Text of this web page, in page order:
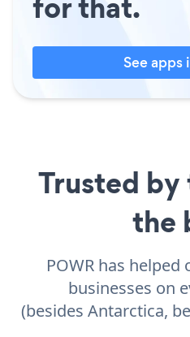
See apps
Trusted
the
POWR has
businesses on
(besides Antarctica,